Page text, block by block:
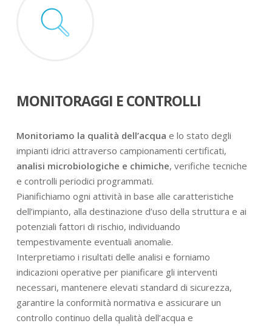
MONITORAGGI E CONTROLLI
Monitoriamo la qualità dell’acqua e lo stato degli
impianti idrici attraverso campionamenti certificati,
analisi microbiologiche e chimiche, verifiche tecniche
e controlli periodici programmati.
Pianifichiamo ogni attività in base alle caratteristiche
dell’impianto, alla destinazione d’uso della struttura e ai
potenziali fattori di rischio, individuando
tempestivamente eventuali anomalie.
Interpretiamo i risultati delle analisi e forniamo
indicazioni operative per pianificare gli interventi
necessari, mantenere elevati standard di sicurezza,
garantire la conformità normativa e assicurare un
controllo continuo della qualità dell’acqua e